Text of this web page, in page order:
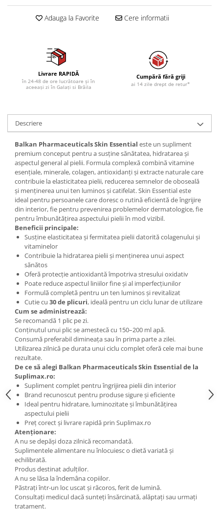
Adauga la Favorite Cere informatii
Livrare RAPIDĂ
în 24-48 de ore lucrătoare și în
aceeași zi în Galați si Brăila
Cumpără fără griji
ai 14 zile drept de retur*
Descriere
Balkan Pharmaceuticals Skin Essential este un supliment
premium conceput pentru a susține sănătatea, hidratarea și
aspectul general al pielii. Formula complexă combină vitamine
esențiale, minerale, colagen, antioxidanți și extracte naturale care
contribuie la elasticitatea pielii, reducerea semnelor de oboseală
și menținerea unui ten luminos și catifelat. Skin Essential este
ideal pentru persoanele care doresc o rutină eficientă de îngrijire
din interior, fie pentru prevenirea problemelor dermatologice, fie
pentru îmbunătățirea aspectului pielii în mod vizibil.
Beneficii principale:
Susține elasticitatea și fermitatea pielii datorită colagenului și
vitaminelor
Contribuie la hidratarea pielii și menținerea unui aspect
sănătos
Oferă protecție antioxidantă împotriva stresului oxidativ
Poate reduce aspectul liniilor fine și al imperfecțiunilor
Formulă completă pentru un ten luminos și revitalizat
Cutie cu 30 de plicuri, ideală pentru un ciclu lunar de utilizare
Cum se administrează:
Se recomandă 1 plic pe zi.
Conținutul unui plic se amestecă cu 150–200 ml apă.
Consumă preferabil dimineața sau în prima parte a zilei.
Utilizarea zilnică pe durata unui ciclu complet oferă cele mai bune
rezultate.
De ce să alegi Balkan Pharmaceuticals Skin Essential de la
Suplimax.ro:
Supliment complet pentru îngrijirea pielii din interior
Brand recunoscut pentru produse sigure și eficiente
Ideal pentru hidratare, luminozitate și îmbunătățirea
aspectului pielii
Preț corect și livrare rapidă prin Suplimax.ro
Atenționare:
A nu se depăși doza zilnică recomandată.
Suplimentele alimentare nu înlocuiesc o dietă variată și
echilibrată.
Produs destinat adulților.
A nu se lăsa la îndemâna copiilor.
Păstrați într-un loc uscat și răcoros, ferit de lumină.
Consultați medicul dacă sunteți însărcinată, alăptați sau urmați
tratament.